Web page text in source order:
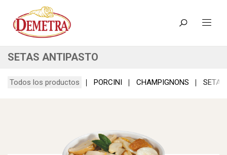
SETAS ANTIPASTO
Todos los productos PORCINI CHAMPIGNONS